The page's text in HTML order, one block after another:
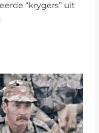
“krygers” uit